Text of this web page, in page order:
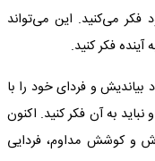
می‌کنید. این می‌تواند
فکر کنید.
و فردای خود را با
به آن فکر کنید. اکنون
و کوشش مداوم، فردایی